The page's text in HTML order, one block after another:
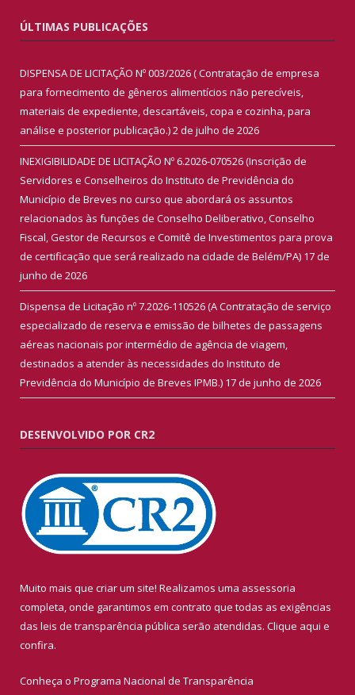
ÚLTIMAS PUBLICAÇÕES
DISPENSA DE LICITAÇÃO Nº 003/2026 ( Contratação de empresa
para fornecimento de gêneros alimentícios não perecíveis,
materiais de expediente, descartáveis, copa e cozinha, para
análise e posterior publicação.)2 de julho de 2026
INEXIGIBILIDADE DE LICITAÇÃO Nº 6.2026-070526 (Inscrição de
Servidores e Conselheiros do Instituto de Previdência do
Município de Breves no curso que abordará os assuntos
relacionados às funções de Conselho Deliberativo, Conselho
Fiscal, Gestor de Recursos e Comitê de Investimentos para prova
de certificação que será realizado na cidade de Belém/PA) 17 de
junho de 2026
Dispensa de Licitação nº 7.2026-110526 (A Contratação de serviço
especializado de reserva e emissão de bilhetes de passagens
aéreas nacionais por intermédio de agência de viagem,
destinados a atender às necessidades do Instituto de
Previdência do Município de Breves IPMB.) 17 de junho de 2026
DESENVOLVIDO POR CR2
Muito mais que criar um site! Realizamos uma assessoria
completa, onde garantimos em contrato que todas as exigências
das leis de transparência pública serão atendidas. Clique aqui e
confira.
Conheça o Programa Nacional de Transparência